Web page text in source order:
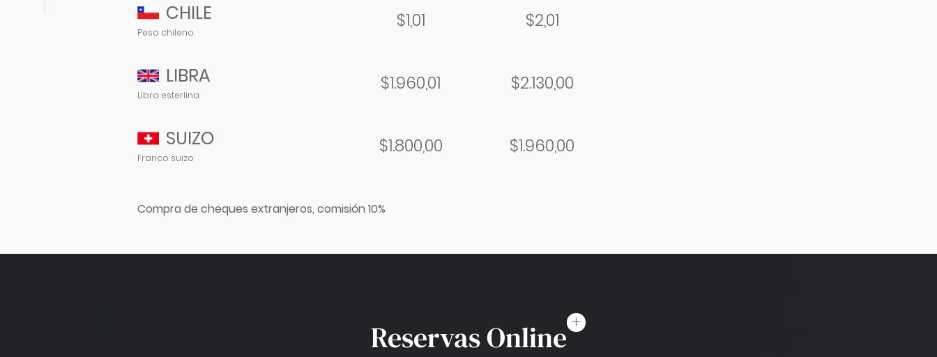
CHILE
Peso chileno
$1,01 $2,01
LIBRA
Libra esterlina
$1.960,01 $2.130,00
SUIZO
Franco suizo
$1.800,00 $1.960,00
Compra de cheques extranjeros, comisión 10%
Reservas Online